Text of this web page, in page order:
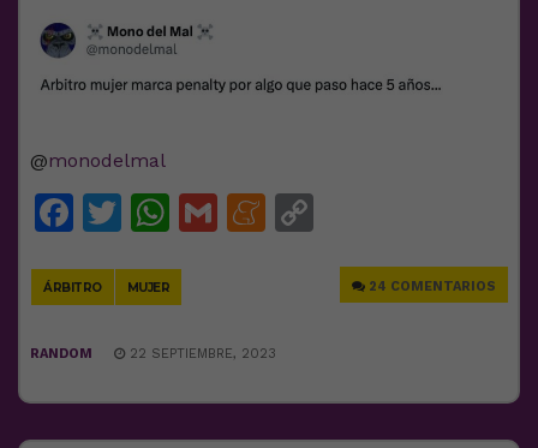
@monodelmal
Facebook
Twitter
WhatsApp
GmailMeneame
ÁRBITRO MUJER 24 COMENTARIOS
RANDOM 22 SEPTIEMBRE, 2023